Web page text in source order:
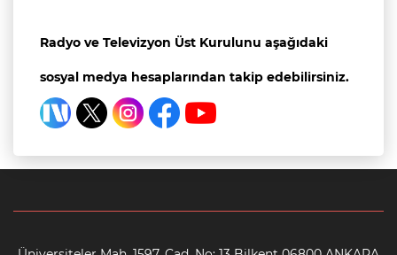
Radyo ve Televizyon Üst Kurulunu aşağıdaki
sosyal medya hesaplarından takip edebilirsiniz.